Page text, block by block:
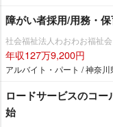
障がい者採用/用務・
社会福祉法人わおわお福祉会
年収127万9,200円
アルバイト・パート / 神奈川
ロードサービスのコ
始